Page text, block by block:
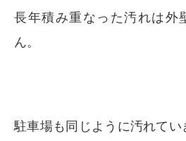
長年積み重なった汚れは外
ん。
駐車場も同じように汚れてい